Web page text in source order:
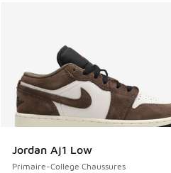
Jordan Aj1 Low
Primaire-College Chaussures